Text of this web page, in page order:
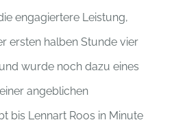
engagiertere Leistung,
ersten halben Stunde vier
wurde noch dazu eines
angeblichen
bis Lennart Roos in Minute